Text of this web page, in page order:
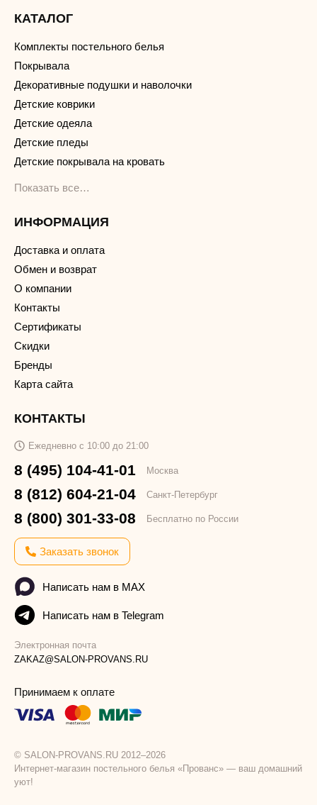
КАТАЛОГ
Комплекты постельного белья
Покрывала
Декоративные подушки и наволочки
Детские коврики
Детские одеяла
Детские пледы
Детские покрывала на кровать
Показать все…
ИНФОРМАЦИЯ
Доставка и оплата
Обмен и возврат
О компании
Контакты
Сертификаты
Скидки
Бренды
Карта сайта
КОНТАКТЫ
Ежедневно с 10:00 до 21:00
8 (495) 104-41-01 Москва
8 (812) 604-21-04 Санкт-Петербург
8 (800) 301-33-08 Бесплатно по России
Заказать звонок
Написать нам в MAX
Написать нам в Telegram
Электронная почта
ZAKAZ@SALON-PROVANS.RU
Принимаем к оплате
© SALON-PROVANS.RU 2012–2026
Интернет-магазин постельного белья «Прованс» — ваш домашний
уют!